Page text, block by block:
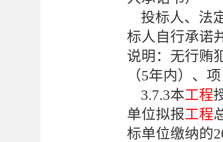
投标人、法
标人自行承诺
说明：无行贿
（5年内）、
3.7.3本工程
单位拟报工程
标单位缴纳的